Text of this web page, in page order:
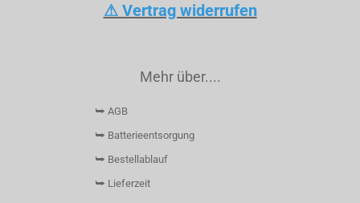
⚠ Vertrag widerrufen
Mehr über....
⮩ AGB
⮩ Batterieentsorgung
⮩ Bestellablauf
⮩ Lieferzeit